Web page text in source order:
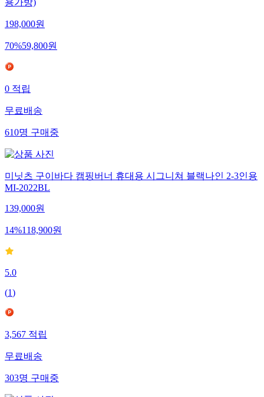
용가방)
198,000원
70%59,800원
0적립
무료배송
610명구매중
미닛츠 구이바다 캠핑버너 휴대용 시그니쳐 블랙나인 2-3인용
MI-2022BL
139,000원
14%118,900원
5.0
(1)
3,567적립
무료배송
303명구매중